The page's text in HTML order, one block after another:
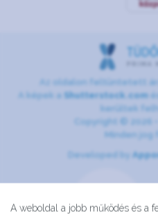
A weboldal a jobb működés és a
Az oldalon feltüntetett
A képek a Shutterstock.com
kerültek
Copyright © 2026 •
Minden jog
Developed by